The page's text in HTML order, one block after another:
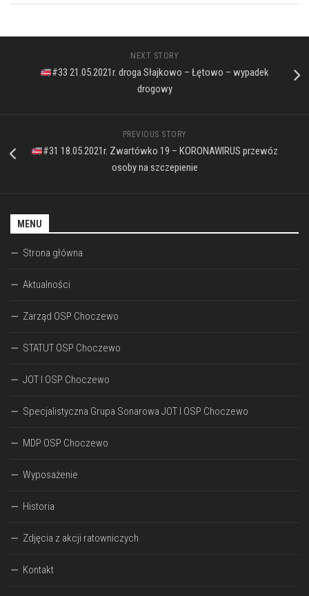
NEXT STORY
#33 21.05.2021r. droga Słajkowo – Łętowo – wypadek
drogowy
PREVIOUS STORY
#31 18.05.2021r. Zwartówko 19 – KORONAWIRUS przewóz
osoby na szczepienie
MENU
Strona główna
Aktualności
Zarząd OSP Choczewo
STATUT OSP Choczewo
JOT I OSP Choczewo
Specjalistyczna Grupa Sonarowa JOT I OSP Choczewo
MDP OSP Choczewo
Wyposażenie
Historia
Zdjęcia z akcji ratowniczych
Kontakt